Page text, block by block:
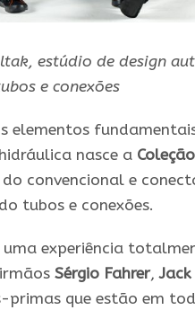
estúdio de design
e conexões
elementos
nasce a
convencional e
tubos e conexões.
uma experiência
Sérgio Fahrer,
que estão em